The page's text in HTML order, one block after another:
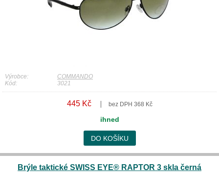
Výrobce:
COMMANDO
Kód:
3021
445 Kč bez DPH 368 Kč
ihned
DO KOŠÍKU
Brýle taktické SWISS EYE® RAPTOR 3 skla černá